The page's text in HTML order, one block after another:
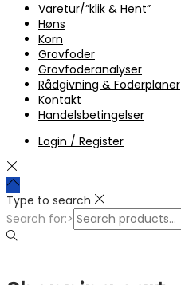
Varetur/”klik & Hent”
Høns
Korn
Grovfoder
Grovfoderanalyser
Rådgivning & Foderplaner
Kontakt
Handelsbetingelser
Login / Register
Type to search
Search for:>